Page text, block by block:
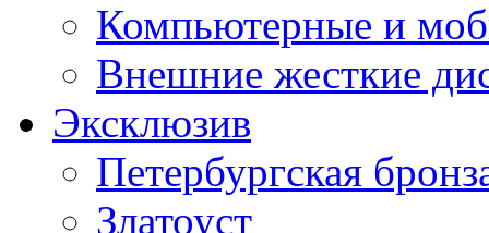
Компьютерные и
Внешние жесткие
Эксклюзив
Петербургская
Златоуст